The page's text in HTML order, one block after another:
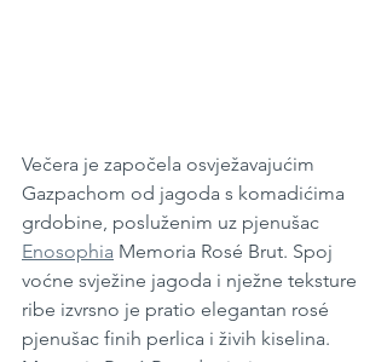
Večera je započela osvježavajućim
Gazpachom od jagoda s komadićima
grdobine, posluženim uz pjenušac
Enosophia Memoria Rosé Brut. Spoj
voćne svježine jagoda i nježne teksture
ribe izvrsno je pratio elegantan rosé
pjenušac finih perlica i živih kiselina.